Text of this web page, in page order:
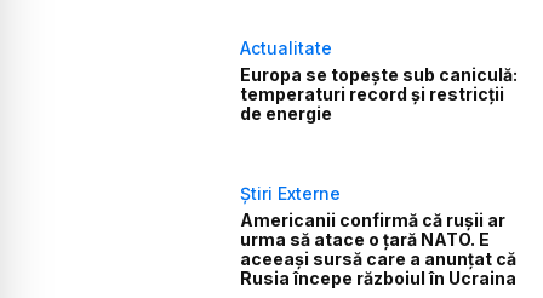
Actualitate
Europa se topește sub caniculă:
temperaturi record și restricții
de energie
Știri Externe
Americanii confirmă că rușii ar
urma să atace o țară NATO. E
aceeași sursă care a anunțat că
Rusia începe războiul în Ucraina